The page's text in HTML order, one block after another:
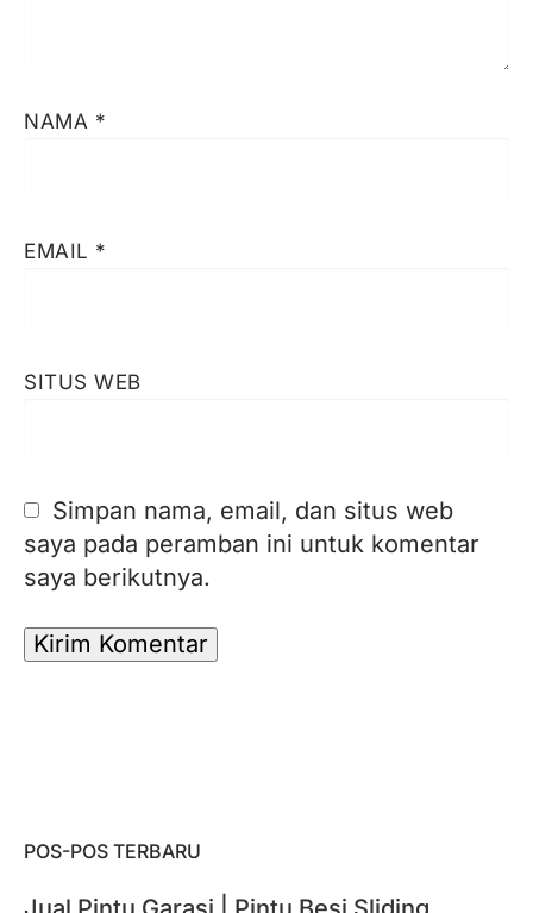
NAMA *
EMAIL *
SITUS WEB
Simpan nama, email, dan situs web
saya pada peramban ini untuk komentar
saya berikutnya.
POS-POS TERBARU